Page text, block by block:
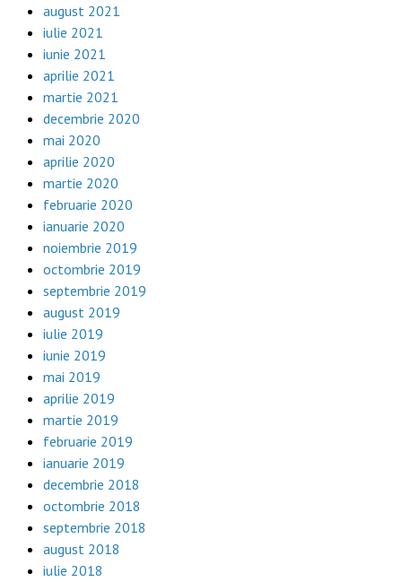
august 2021
iulie 2021
iunie 2021
aprilie 2021
martie 2021
decembrie 2020
mai 2020
aprilie 2020
martie 2020
februarie 2020
ianuarie 2020
noiembrie 2019
octombrie 2019
septembrie 2019
august 2019
iulie 2019
iunie 2019
mai 2019
aprilie 2019
martie 2019
februarie 2019
ianuarie 2019
decembrie 2018
octombrie 2018
septembrie 2018
august 2018
iulie 2018